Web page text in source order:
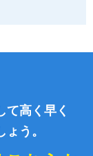
て高く早く
う。